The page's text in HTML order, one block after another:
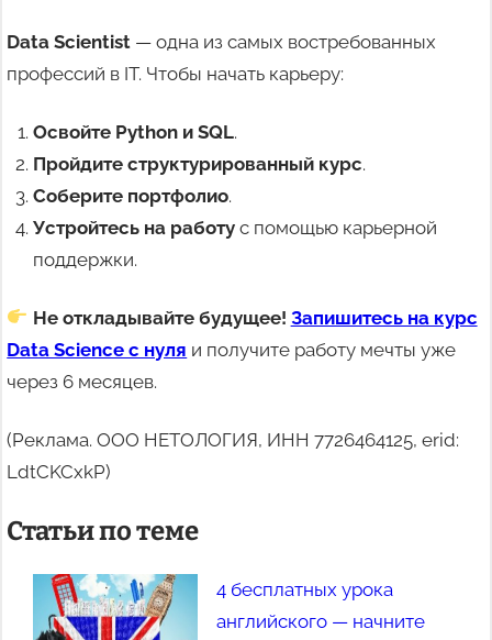
Data Scientist — одна из самых востребованных
профессий в IT. Чтобы начать карьеру:
Освойте Python и SQL.
Пройдите структурированный курс.
Соберите портфолио.
Устройтесь на работу с помощью карьерной
поддержки.
Не откладывайте будущее! Запишитесь на курс
Data Science с нуля и получите работу мечты уже
через 6 месяцев.
(Реклама. ООО НЕТОЛОГИЯ, ИНН 7726464125, erid:
LdtCKCxkP)
Статьи по теме
4 бесплатных урока
английского — начните